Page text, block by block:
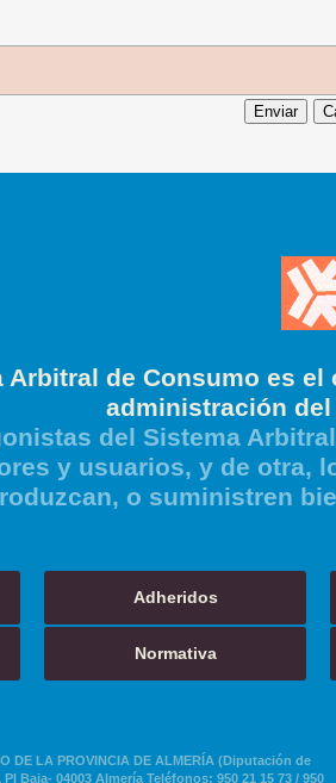
Enviar
Arbitral de Consumo es
administración
del Sistema
y usuarios, y de otra,
o suministren
Adheridos
Normativa
DE LA PROVINCIA DE ALMERÍA (Diputación de
Baja- 04003 Almería Teléfonos: 950 21 15 73 / 950